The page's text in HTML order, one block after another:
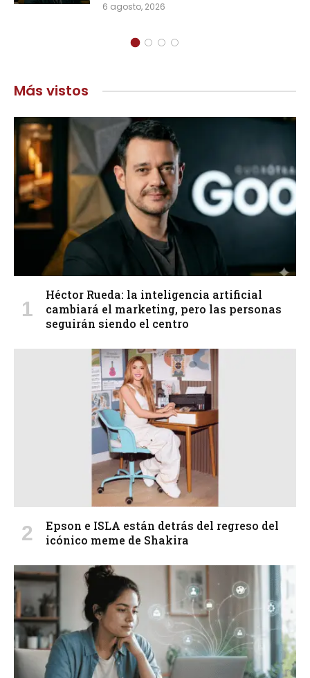
6 agosto, 2026
Más vistos
Héctor Rueda: la inteligencia artificial
cambiará el marketing, pero las personas
seguirán siendo el centro
Epson e ISLA están detrás del regreso del
icónico meme de Shakira